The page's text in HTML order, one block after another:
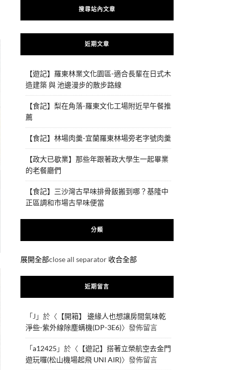
搜尋站內文章
近期文章
【遊記】羅東林業文化園區-適合長輩在日式木
造建築 與 池邊漫步的散步路線
【食記】梨在角落-羅東文化工場附近早午餐推
薦
【食記】林場肉羹-宜蘭羅東林場旁老字號肉羹
【政大已歇業】那些年跟著政大學生一起畢業
的老餐廳們
【食記】三沙灣古早味排骨飯搬到哪？基隆中
正區調和市場古早味便當
分類
展開全部close all separator 收合全部
近期留言
「J 」於〈 【開箱】 邊緣人也想讓房間氣味乾
淨些-紫外線除塵螨機(DP-3E6)〉發佈留言
「a12425 」於〈 【遊記】搭著立榮航空去金門
遊玩囉(松山機場起飛 UNI AIR)〉發佈留言